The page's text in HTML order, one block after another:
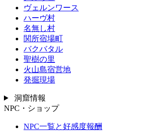
ヴェルンワース
ハーヴ村
名無し村
関所宿場町
バクバタル
聖樹の里
火山島宿営地
発掘現場
洞窟情報
NPC・ショップ
NPC一覧と好感度報酬